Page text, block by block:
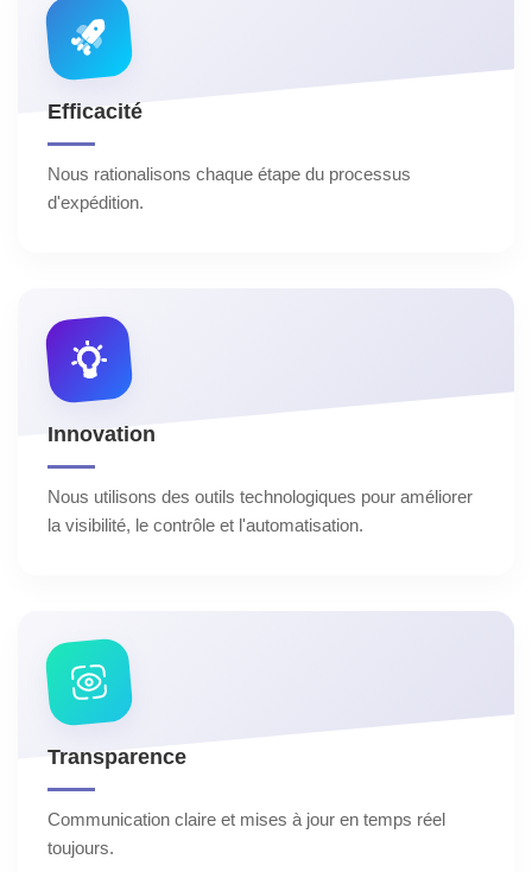
Efficacité
Nous rationalisons chaque étape du processus
d'expédition.
Innovation
Nous utilisons des outils technologiques pour améliorer
la visibilité, le contrôle et l'automatisation.
Transparence
Communication claire et mises à jour en temps réel
toujours.